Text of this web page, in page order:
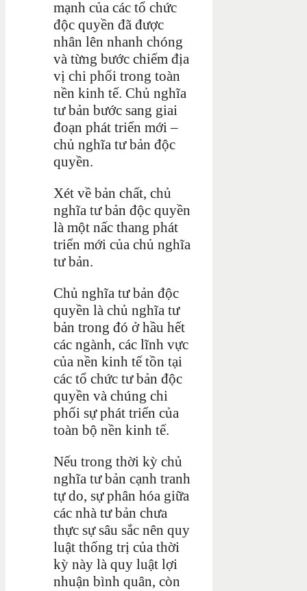
mạnh của các tổ chức
độc quyền đã được
nhân lên nhanh chóng
và từng bước chiếm địa
vị chi phối trong toàn
nền kinh tế. Chủ nghĩa
tư bản bước sang giai
đoạn phát triển mới –
chủ nghĩa tư bản độc
quyền.
Xét về bản chất, chủ
nghĩa tư bản độc quyền
là một nấc thang phát
triển mới của chủ nghĩa
tư bản.
Chủ nghĩa tư bản độc
quyền là chủ nghĩa tư
bản trong đó ở hầu hết
các ngành, các lĩnh vực
của nền kinh tế tồn tại
các tổ chức tư bản độc
quyền và chúng chi
phối sự phát triển của
toàn bộ nền kinh tế.
Nếu trong thời kỳ chủ
nghĩa tư bản cạnh tranh
tự do, sự phân hóa giữa
các nhà tư bản chưa
thực sự sâu sắc nên quy
luật thống trị của thời
kỳ này là quy luật lợi
nhuận bình quân, còn